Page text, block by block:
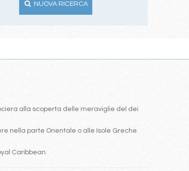
NUOVA RICERCA
alla scoperta delle meraviglie del dei
nella parte Orientale o alle Isole Greche
Caribbean.